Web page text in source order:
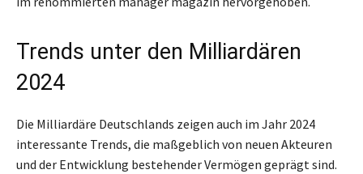
Trends unter den Milliardären
2024
Die Milliardäre Deutschlands zeigen auch im Jahr 2024
interessante Trends, die maßgeblich von neuen Akteuren
und der Entwicklung bestehender Vermögen geprägt sind.